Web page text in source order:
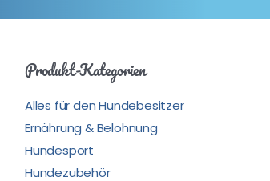
Produkt-Kategorien
Alles für den Hundebesitzer
Ernährung & Belohnung
Hundesport
Hundezubehör